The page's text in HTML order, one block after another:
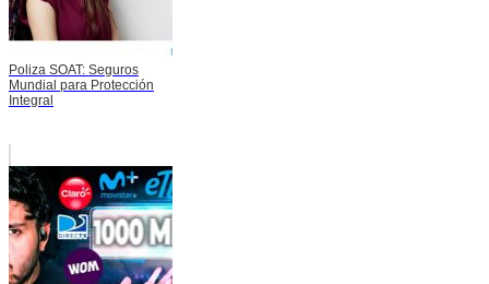
Poliza SOAT: Seguros
Mundial para Protección
Integral